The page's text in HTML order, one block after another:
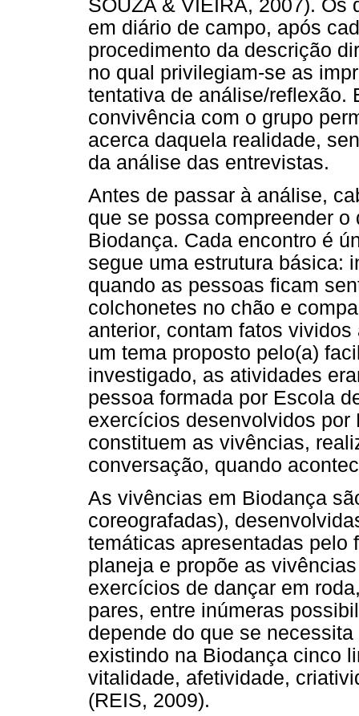
SOUZA & VIEIRA, 2007). Os
em diário de campo, após
procedimento da descrição
no qual privilegiam-se as
tentativa de análise/reflexão.
convivência com o grupo
acerca daquela realidade,
da análise das entrevistas.
Antes de passar à análise,
que se possa compreender
Biodança. Cada encontro é
segue uma estrutura básica:
quando as pessoas ficam
colchonetes no chão e
anterior, contam fatos
um tema proposto pelo(a)
investigado, as atividades
pessoa formada por Escola
exercícios desenvolvidos por
constituem as vivências,
conversação, quando
As vivências em Biodança
coreografadas),
temáticas apresentadas pelo
planeja e propõe as
exercícios de dançar em
pares, entre inúmeras
depende do que se
existindo na Biodança cinco
vitalidade, afetividade,
(REIS, 2009).